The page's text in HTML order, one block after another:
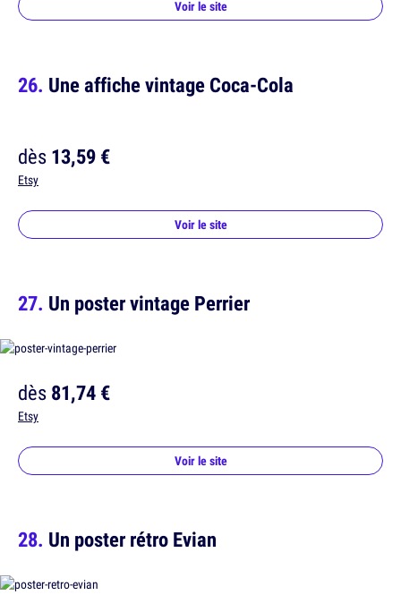
Voir le site
Une affiche vintage Coca-Cola
dès13,59 €
Etsy
Voir le site
Un poster vintage Perrier
dès81,74 €
Etsy
Voir le site
Un poster rétro Evian